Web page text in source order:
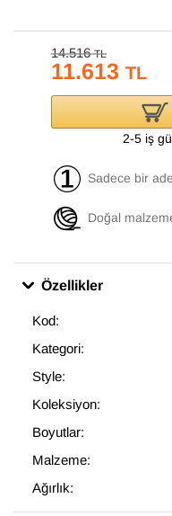
14.516TL
11.613 TL
2-5 iş
Sadece bir
Doğal
Özellikler
Kod:
Kategori:
Style:
Koleksiyon:
Boyutlar:
Malzeme:
Ağırlık: